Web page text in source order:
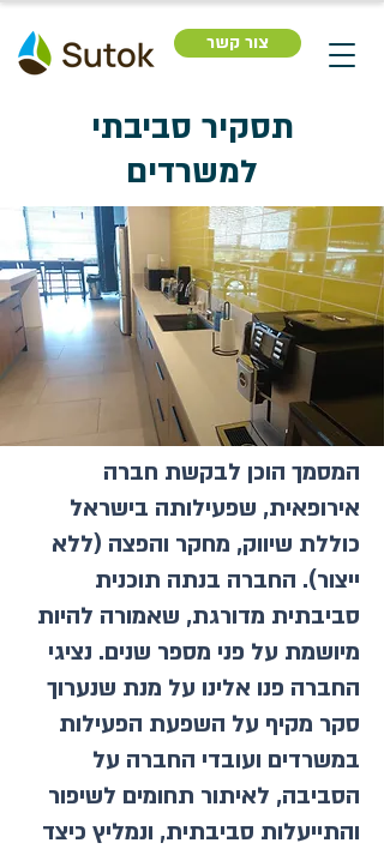
צור קשר
תסקיר סביבתי
למשרדים
המסמך הוכן לבקשת חברה
אירופאית, שפעילותה בישראל
כוללת שיווק, מחקר והפצה (ללא
ייצור). החברה בנתה תוכנית
סביבתית מדורגת, שאמורה להיות
מיושמת על פני מספר שנים. נציגי
החברה פנו אלינו על מנת שנערוך
סקר מקיף על השפעת הפעילות
במשרדים ועובדי החברה על
הסביבה, לאיתור תחומים לשיפור
והתייעלות סביבתית, ונמליץ כיצד